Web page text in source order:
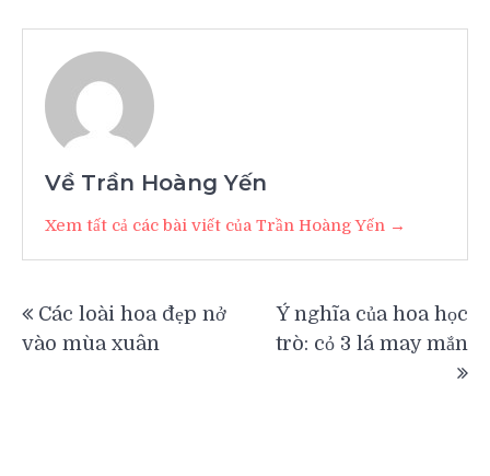
Về Trần Hoàng Yến
Xem tất cả các bài viết của Trần Hoàng Yến →
hướng
Các loài hoa đẹp nở
vào mùa xuân
Ý nghĩa của hoa học
trò: cỏ 3 lá may mắn